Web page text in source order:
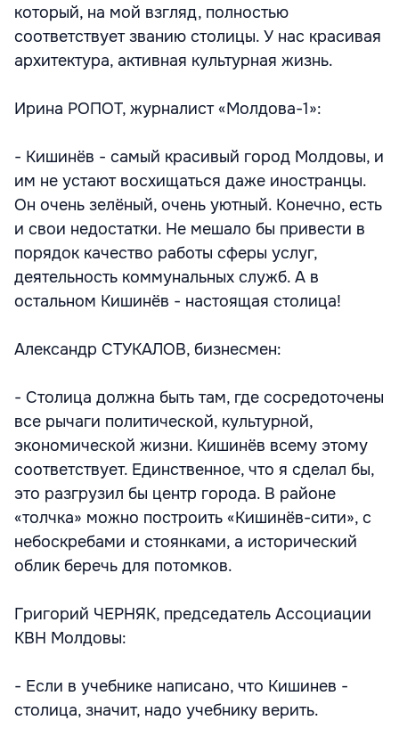
который, на мой взгляд, полностью
соответствует званию столицы. У нас красивая
архитектура, активная культурная жизнь.
Ирина РОПОТ, журналист «Молдова-1»:
- Кишинёв - самый красивый город Молдовы, и
им не устают восхищаться даже иностранцы.
Он очень зелёный, очень уютный. Конечно, есть
и свои недостатки. Не мешало бы привести в
порядок качество работы сферы услуг,
деятельность коммунальных служб. А в
остальном Кишинёв - настоящая столица!
Александр СТУКАЛОВ, бизнесмен:
- Столица должна быть там, где сосредоточены
все рычаги политической, культурной,
экономической жизни. Кишинёв всему этому
соответствует. Единственное, что я сделал бы,
это разгрузил бы центр города. В районе
«толчка» можно построить «Кишинёв-сити», с
небоскребами и стоянками, а исторический
облик беречь для потомков.
Григорий ЧЕРНЯК, председатель Ассоциации
КВН Молдовы:
- Если в учебнике написано, что Кишинев -
столица, значит, надо учебнику верить.